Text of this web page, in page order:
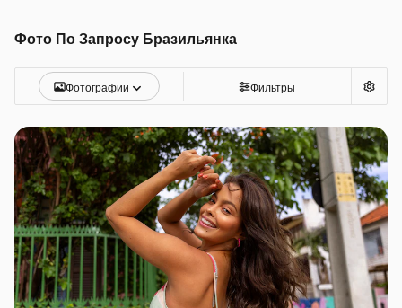
Фото По Запросу Бразильянка
Фотографии Фильтры